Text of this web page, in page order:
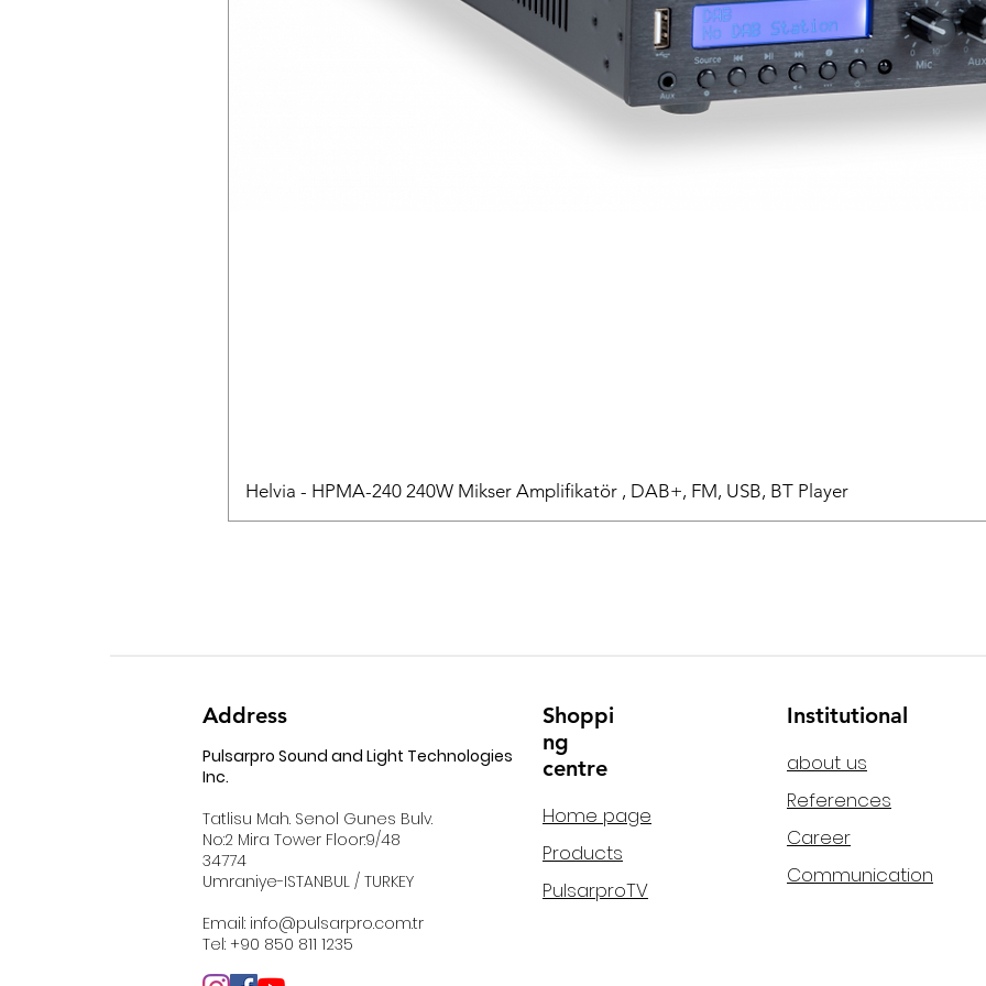
Helvia - HPMA-240 240W Mikser Amplifikatör , DAB+, FM, USB, BT Player
Address
Shoppi
ng
centre
Home page
Products
PulsarproTV
Institutional
about us
References
Career
Communication
Pulsarpro Sound and Light Technologies
Inc.
Tatlisu Mah. Senol Gunes Bulv.
No:2 Mira Tower Floor:9/48
34774
Umraniye-ISTANBUL / TURKEY
Email: info@pulsarpro.com.tr
Tel: +90 850 811 1235